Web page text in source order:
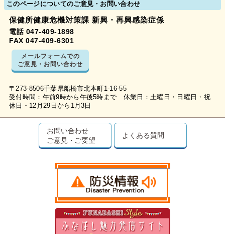
このページについてのご意見・お問い合わせ
保健所健康危機対策課 新興・再興感染症係
電話 047-409-1898
FAX 047-409-6301
メールフォームでの
ご意見・お問い合わせ
〒273-8506千葉県船橋市北本町1-16-55
受付時間：午前9時から午後5時まで 休業日：土曜日・日曜日・祝
休日・12月29日から1月3日
お問い合わせ
ご意見・ご要望
よくある質問